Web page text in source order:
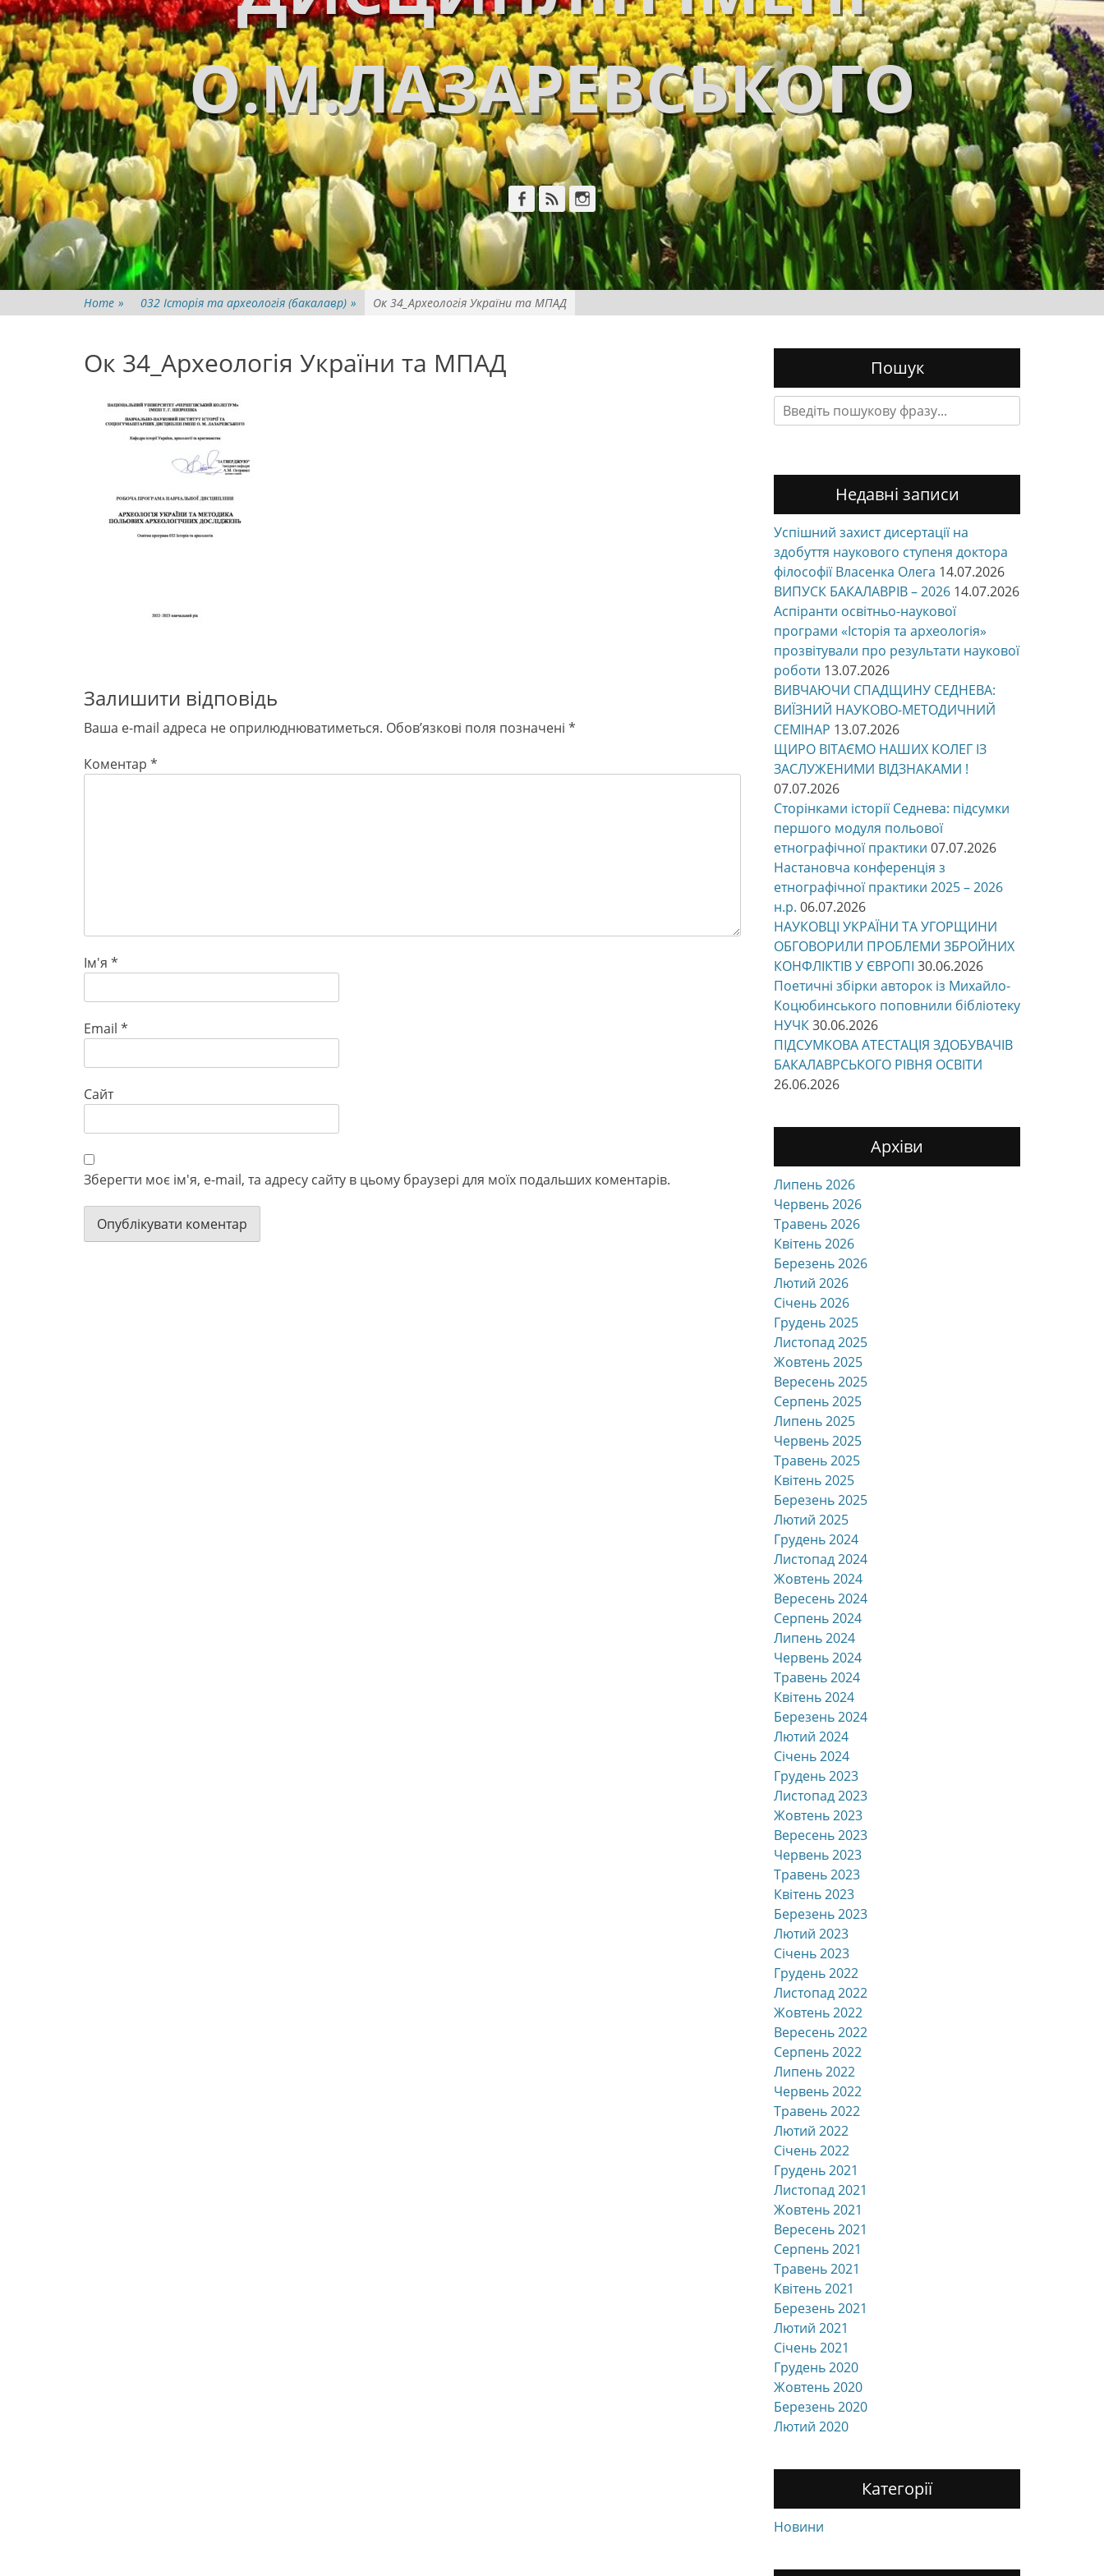
О.М.ЛАЗАРЕВСЬКОГО
Facebook
Feed Instagram
Home » 032 Історія та археологія (бакалавр) » Ок 34_Археологія України та МПАД
Ок 34_Археологія України та МПАД
Залишити відповідь
Ваша e-mail адреса не оприлюднюватиметься. Обов’язкові поля позначені *
Коментар *
Ім'я *
Email *
Сайт
Зберегти моє ім'я, e-mail, та адресу сайту в цьому браузері для моїх подальших коментарів.
Пошук
Search
for:
Недавні записи
Успішний захист дисертації на
здобуття наукового ступеня доктора
філософії Власенка Олега 14.07.2026
ВИПУСК БАКАЛАВРІВ – 2026 14.07.2026
Аспіранти освітньо-наукової
програми «Історія та археологія»
прозвітували про результати наукової
роботи 13.07.2026
ВИВЧАЮЧИ СПАДЩИНУ СЕДНЕВА:
ВИЇЗНИЙ НАУКОВО-МЕТОДИЧНИЙ
СЕМІНАР 13.07.2026
ЩИРО ВІТАЄМО НАШИХ КОЛЕГ ІЗ
ЗАСЛУЖЕНИМИ ВІДЗНАКАМИ !
07.07.2026
Сторінками історії Седнева: підсумки
першого модуля польової
етнографічної практики 07.07.2026
Настановча конференція з
етнографічної практики 2025 – 2026
н.р. 06.07.2026
НАУКОВЦІ УКРАЇНИ ТА УГОРЩИНИ
ОБГОВОРИЛИ ПРОБЛЕМИ ЗБРОЙНИХ
КОНФЛІКТІВ У ЄВРОПІ 30.06.2026
Поетичні збірки авторок із Михайло-
Коцюбинського поповнили бібліотеку
НУЧК30.06.2026
ПІДСУМКОВА АТЕСТАЦІЯ ЗДОБУВАЧІВ
БАКАЛАВРСЬКОГО РІВНЯ ОСВІТИ
26.06.2026
Архіви
Липень 2026
Червень 2026
Травень 2026
Квітень 2026
Березень 2026
Лютий 2026
Січень 2026
Грудень 2025
Листопад 2025
Жовтень 2025
Вересень 2025
Серпень 2025
Липень 2025
Червень 2025
Травень 2025
Квітень 2025
Березень 2025
Лютий 2025
Грудень 2024
Листопад 2024
Жовтень 2024
Вересень 2024
Серпень 2024
Липень 2024
Червень 2024
Травень 2024
Квітень 2024
Березень 2024
Лютий 2024
Січень 2024
Грудень 2023
Листопад 2023
Жовтень 2023
Вересень 2023
Червень 2023
Травень 2023
Квітень 2023
Березень 2023
Лютий 2023
Січень 2023
Грудень 2022
Листопад 2022
Жовтень 2022
Вересень 2022
Серпень 2022
Липень 2022
Червень 2022
Травень 2022
Лютий 2022
Січень 2022
Грудень 2021
Листопад 2021
Жовтень 2021
Вересень 2021
Серпень 2021
Травень 2021
Квітень 2021
Березень 2021
Лютий 2021
Січень 2021
Грудень 2020
Жовтень 2020
Березень 2020
Лютий 2020
Категорії
Новини